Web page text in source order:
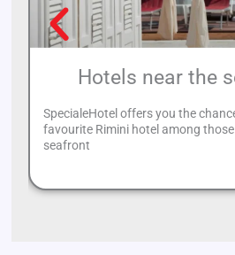
Hotels near the
SpecialeHotel offers you the
favourite Rimini hotel among
seafront